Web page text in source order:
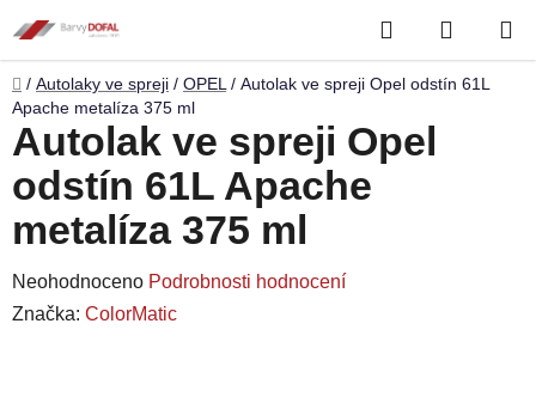
na
obsah
Hledat
KOŠÍK
Domů
/ Autolaky ve spreji / OPEL / Autolak ve spreji Opel odstín 61L
Apache metalíza 375 ml
Autolak ve spreji Opel
odstín 61L Apache
metalíza 375 ml
Průměrné
hodnocení
Neohodnoceno Podrobnosti hodnocení
Značka: ColorMatic